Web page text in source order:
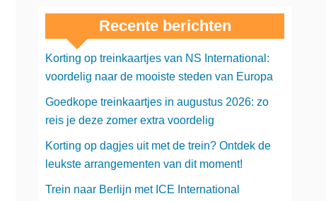
Recente berichten
Korting op treinkaartjes van NS International:
voordelig naar de mooiste steden van Europa
Goedkope treinkaartjes in augustus 2026: zo
reis je deze zomer extra voordelig
Korting op dagjes uit met de trein? Ontdek de
leukste arrangementen van dit moment!
Trein naar Berlijn met ICE International